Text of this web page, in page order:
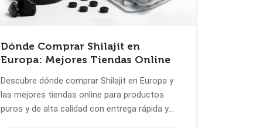
Dónde Comprar Shilajit en
Europa: Mejores Tiendas Online
Descubre dónde comprar Shilajit en Europa y
las mejores tiendas online para productos
puros y de alta calidad con entrega rápida y